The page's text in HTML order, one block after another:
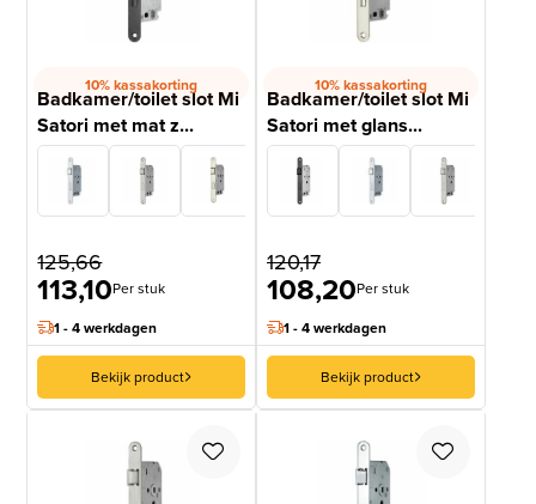
10% kassakorting
Badkamer/toilet slot Mi
Satori met mat z...
125,66
113,10Per stuk
1 - 4 werkdagen
Bekijk product
10% kassakorting
Badkamer/toilet slot Mi
Satori met glans...
120,17
108,20Per stuk
1 - 4 werkdagen
Bekijk product